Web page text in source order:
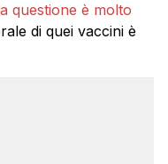
questione è molto
di quei vaccini è